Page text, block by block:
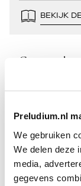
Preludium.nl
We gebruiken
We delen deze
media,
gegevens
BEKIJK
Geen